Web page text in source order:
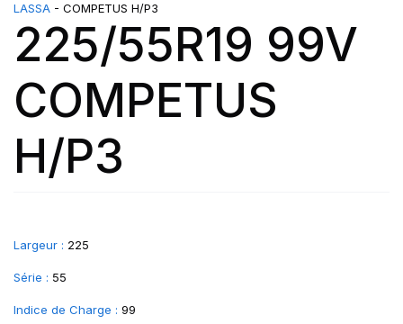
LASSA - COMPETUS H/P3
225/55R19 99V
COMPETUS
H/P3
Largeur : 225
Série : 55
Indice de Charge : 99